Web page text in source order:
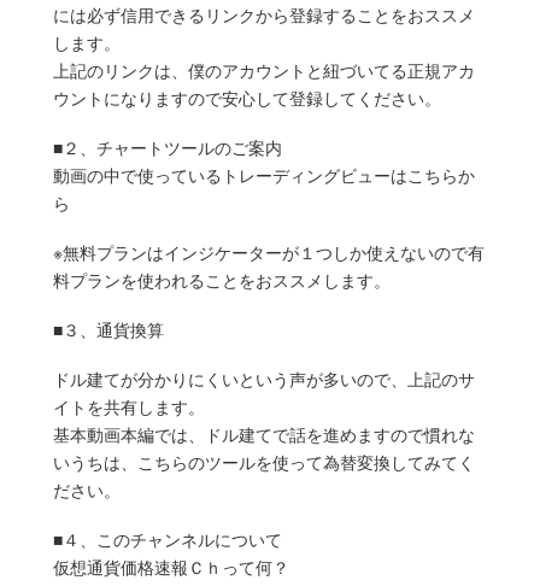
には必ず信用できるリンクから登録することをおススメ
します。
上記のリンクは、僕のアカウントと紐づいてる正規アカ
ウントになりますので安心して登録してください。
■２、チャートツールのご案内
動画の中で使っているトレーディングビューはこちらか
ら
※無料プランはインジケーターが１つしか使えないので有
料プランを使われることをおススメします。
■３、通貨換算
ドル建てが分かりにくいという声が多いので、上記のサ
イトを共有します。
基本動画本編では、ドル建てで話を進めますので慣れな
いうちは、こちらのツールを使って為替変換してみてく
ださい。
■４、このチャンネルについて
仮想通貨価格速報Ｃｈって何？